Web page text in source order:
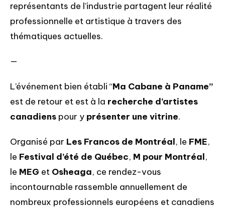
représentants de l’industrie partagent leur réalité
professionnelle et artistique à travers des
thématiques actuelles.
—
L’événement bien établi “Ma Cabane à Paname”
est de retour et est à la recherche d’artistes
canadiens pour y présenter une vitrine.
Organisé par Les Francos de Montréal, le FME,
le Festival d’été de Québec, M pour Montréal,
le MEG et Osheaga, ce rendez-vous
incontournable rassemble annuellement de
nombreux professionnels européens et canadiens